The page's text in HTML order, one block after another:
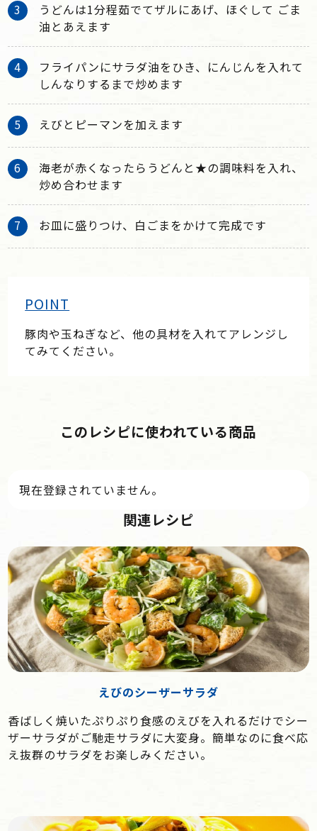
うどんは1分程茹でてザルにあげ、ほぐして ごま
油とあえます
フライパンにサラダ油をひき、にんじんを入れて
しんなりするまで炒めます
えびとピーマンを加えます
海老が赤くなったらうどんと★の調味料を入れ、
炒め合わせます
お皿に盛りつけ、白ごまをかけて完成です
POINT
豚肉や玉ねぎなど、他の具材を入れてアレンジし
てみてください。
このレシピに使われている商品
現在登録されていません。
関連レシピ
えびのシーザーサラダ
香ばしく焼いたぷりぷり食感のえびを入れるだけでシー
ザーサラダがご馳走サラダに大変身。簡単なのに食べ応
え抜群のサラダをお楽しみください。